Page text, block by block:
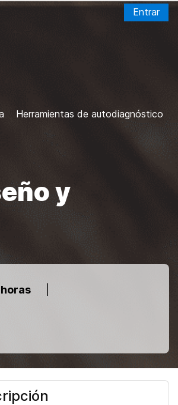
Entrar
Herramientas de autodiagnóstico
y